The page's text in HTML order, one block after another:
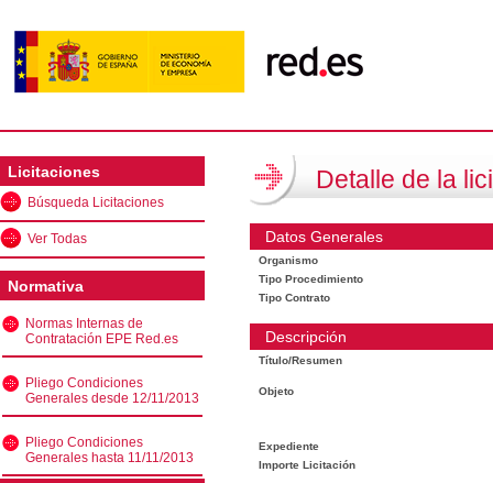
Licitaciones
Búsqueda Licitaciones
Ver Todas
Normativa
Normas Internas de
Contratación EPE Red.es
Pliego Condiciones
Generales desde 12/11/2013
Pliego Condiciones
Generales hasta 11/11/2013
Detalle de la
Datos Generales
Organismo
Tipo Procedimiento
Tipo Contrato
Descripción
Título/Resumen
Objeto
Expediente
Importe Licitación